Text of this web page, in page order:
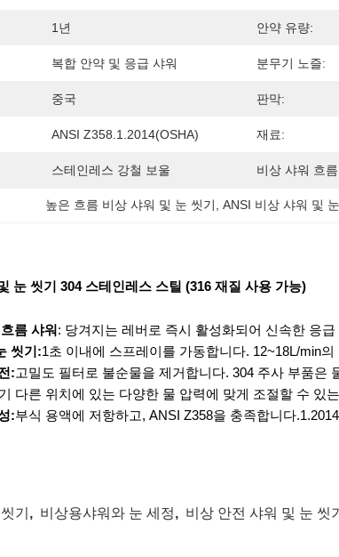
1년 안약 유량:
복합 안약 및 응급 샤워 분무기 노즐:
중국 판막:
ANSI Z358.1.2014(OSHA) 재료:
스테인레스 강철 보울 비상 샤워 흐
높은 흐름 비상 샤워 및 눈 씻기 , ANSI 비상 샤워 및
눈 씻기 304 스테인레스 스틸 (316 재질 사용 가능)
름 샤워 : 당겨지는 레버로 즉시 활성화되어 신속한 응
씻기:1초 이내에 스프레이를 가동합니다. 12~18L/min
:고밀도 필터로 불순물을 제거합니다. 304 주사 부품은
다른 위치에 있는 다양한 물 압력에 맞게 조절할 수 있
:부식 용액에 저항하고, ANSI Z358을 충족합니다
기 , 비상용샤워와 눈 세정, 비상 안전 샤워 및 눈 씻기